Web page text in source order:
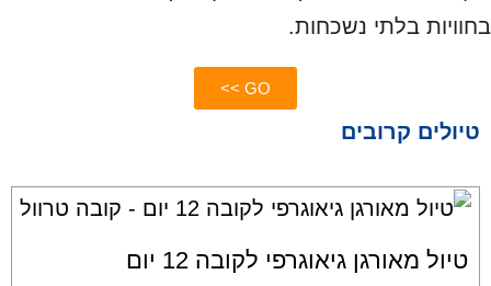
בחוויות בלתי נשכחות.
GO >>
טיולים קרובים
טיול מאורגן גיאוגרפי לקובה 12 יום